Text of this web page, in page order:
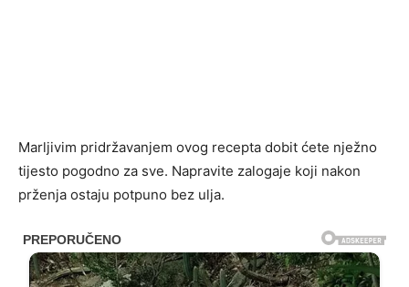
Marljivim pridržavanjem ovog recepta dobit ćete nježno
tijesto pogodno za sve. Napravite zalogaje koji nakon
prženja ostaju potpuno bez ulja.